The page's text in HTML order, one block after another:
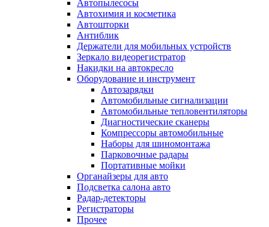
Автопылесосы
Автохимия и косметика
Автошторки
Антиблик
Держатели для мобильных устройств
Зеркало видеорегистратор
Накидки на автокресло
Оборудование и инструмент
Автозарядки
Автомобильные сигнализации
Автомобильные тепловентиляторы
Диагностические сканеры
Компрессоры автомобильные
Наборы для шиномонтажа
Парковочные радары
Портативные мойки
Органайзеры для авто
Подсветка салона авто
Радар-детекторы
Регистраторы
Прочее